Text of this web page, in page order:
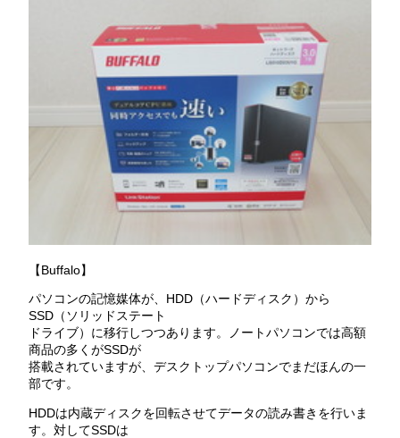
【Buffalo】
パソコンの記憶媒体が、HDD（ハードディスク）から
SSD（ソリッドステート
ドライブ）に移行しつつあります。ノートパソコンでは高額
商品の多くがSSDが
搭載されていますが、デスクトップパソコンでまだほんの一
部です。
HDDは内蔵ディスクを回転させてデータの読み書きを行いま
す。対してSSDは